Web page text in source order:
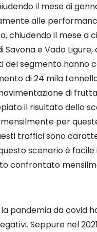
il mese di
alle
chiudendo il mese a
Savona e Vado
del segmento
di 24 mila
di
il risultato dello
per
traffici sono
scenario è facile
confrontato
pandemia da covid
Seppure nel